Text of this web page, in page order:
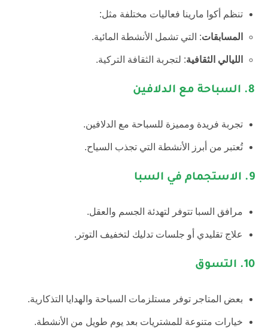
تنظم أكوا مارينا فعاليات مختلفة مثل:
المسابقات: التي تشمل الأنشطة المائية.
الليالي الثقافية: لتجربة الثقافة التركية.
8. السباحة مع الدلافين
تجربة فريدة ومميزة للسباحة مع الدلافين.
تُعتبر من أبرز الأنشطة التي تجذب السياح.
9. الاستجمام في السبا
مرافق السبا تتوفر لتهدئة الجسم والعقل.
علاج تقليدي أو جلسات تدليك لتخفيف التوتر.
10. التسوق
بعض المتاجر توفر مستلزمات السباحة والهدايا التذكارية.
خيارات متنوعة للمشتريات بعد يوم طويل من الأنشطة.